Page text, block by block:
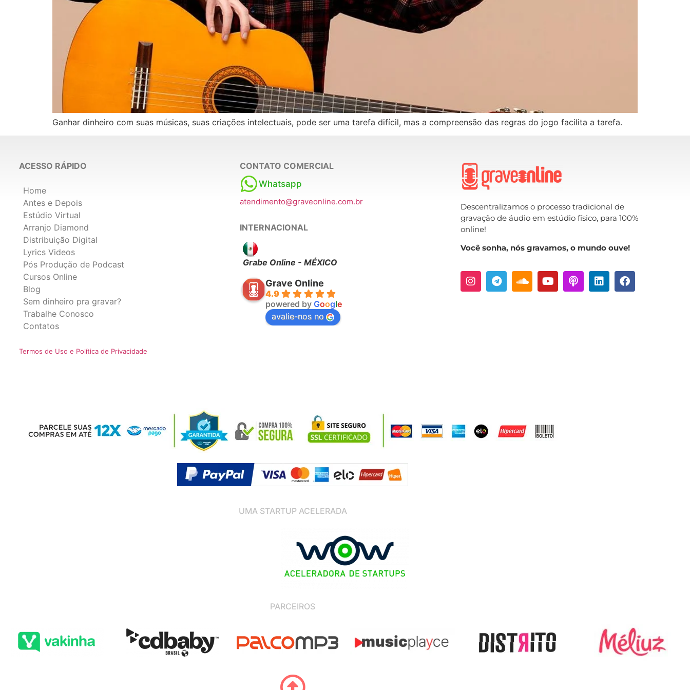
Ganhar dinheiro com suas músicas, suas criações intelectuais, pode ser uma tarefa difícil, mas a compreensão das regras do jogo facilita a tarefa.
ACESSO RÁPIDO
Home
Antes e Depois
Estúdio Virtual
Arranjo Diamond
Distribuição Digital
Lyrics Videos
Pós Produção de Podcast
Cursos Online
Blog
Sem dinheiro pra gravar?
Trabalhe Conosco
Contatos
Termos de Uso e Política de Privacidade
CONTATO COMERCIAL
Whatsapp
atendimento@graveonline.com.br
INTERNACIONAL
Grabe Online - MÉXICO
Grave Online
4.9
powered by Google
avalie-nos no
Descentralizamos o processo tradicional de
gravação de áudio em estúdio físico, para 100%
online!
Você sonha, nós gravamos, o mundo ouve!
UMA STARTUP ACELERADA
PARCEIROS